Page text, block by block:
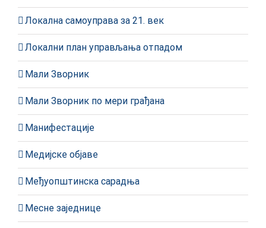
Локална самоуправа за 21. век
Локални план управљања отпадом
Мали Зворник
Мали Зворник по мери грађана
Манифестације
Медијске објаве
Међуопштинска сарадња
Месне заједнице